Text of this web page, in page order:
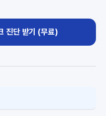
진단 받기 (무료)